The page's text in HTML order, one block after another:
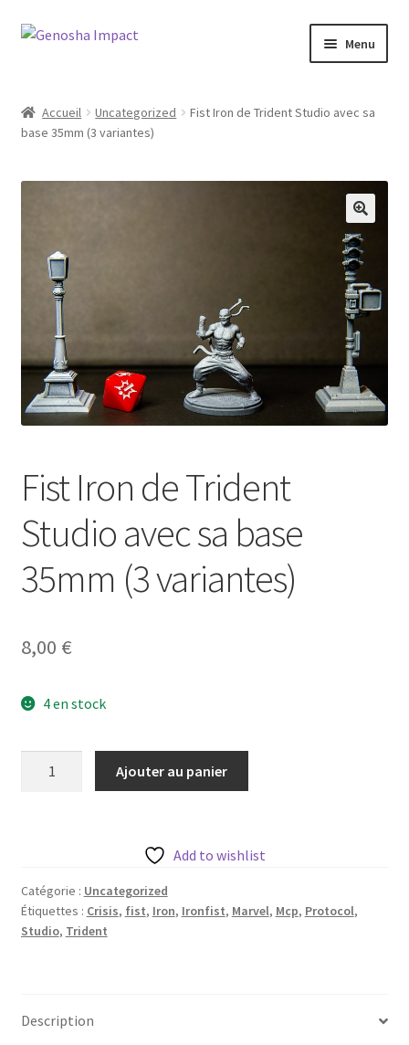
Aller
navigation
Aller
Menu
Cart
Checkout
Shop
Wishlist
Accueil Uncategorized
Fist Iron de Trident Studio avec sa
base 35mm (3 variantes)
Fist Iron de Trident
Studio avec sa base
35mm (3 variantes)
8,00 €
4 en stock
Studio
avec
sa
(3
variantes)
Ajouter au panier
Add to wishlist
Catégorie : Uncategorized
Étiquettes : Crisis, fist, Iron, Ironfist, Marvel, Mcp, Protocol,
Studio, Trident
Description